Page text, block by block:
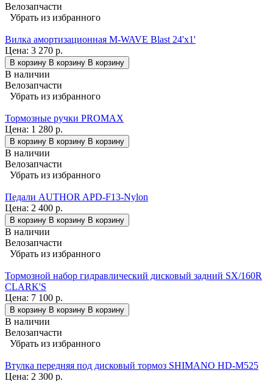
Велозапчасти
Убрать из избранного
Вилка амортизационная M-WAVE Blast 24'х1'
Цена: 3 270 р.
В корзину В корзину В корзину
В наличии
Велозапчасти
Убрать из избранного
Тормозные ручки PROMAX
Цена: 1 280 р.
В корзину В корзину В корзину
В наличии
Велозапчасти
Убрать из избранного
Педали AUTHOR APD-F13-Nylon
Цена: 2 400 р.
В корзину В корзину В корзину
В наличии
Велозапчасти
Убрать из избранного
Тормозной набор гидравлический дисковый задний SX/160R
CLARK'S
Цена: 7 100 р.
В корзину В корзину В корзину
В наличии
Велозапчасти
Убрать из избранного
Втулка передняя под дисковый тормоз SHIMANO HD-M525
Цена: 2 300 р.